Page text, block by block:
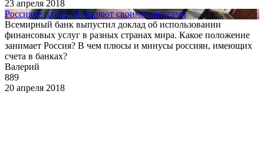
23 апреля 2018
Россияне плохо управляют своими деньгами
Всемирный банк выпустил доклад об использовании
финансовых услуг в разных странах мира. Какое положение
занимает Россия? В чем плюсы и минусы россиян, имеющих
счета в банках?
Валерий
889
20 апреля 2018